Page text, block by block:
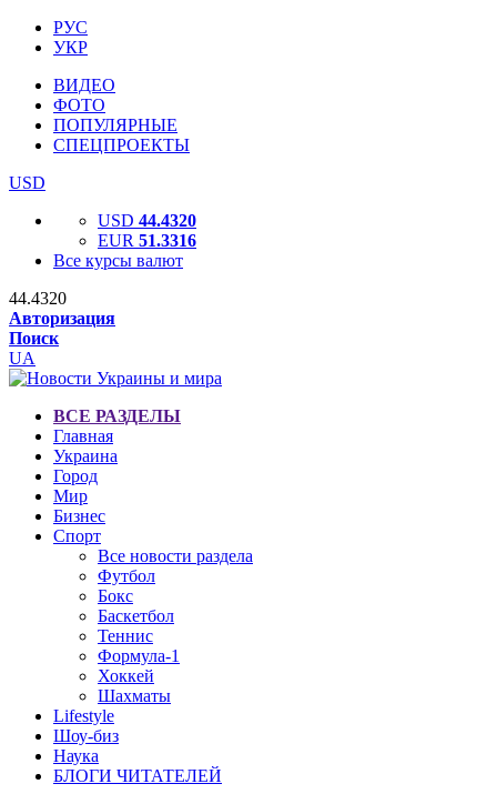
РУС
УКР
ВИДЕО
ФОТО
ПОПУЛЯРНЫЕ
СПЕЦПРОЕКТЫ
USD
USD 44.4320
EUR 51.3316
Все курсы валют
44.4320
Авторизация
Поиск
UA
ВСЕ РАЗДЕЛЫ
Главная
Украина
Город
Мир
Бизнес
Спорт
Все новости раздела
Футбол
Бокс
Баскетбол
Теннис
Формула-1
Хоккей
Шахматы
Lifestyle
Шоу-биз
Наука
БЛОГИ ЧИТАТЕЛЕЙ